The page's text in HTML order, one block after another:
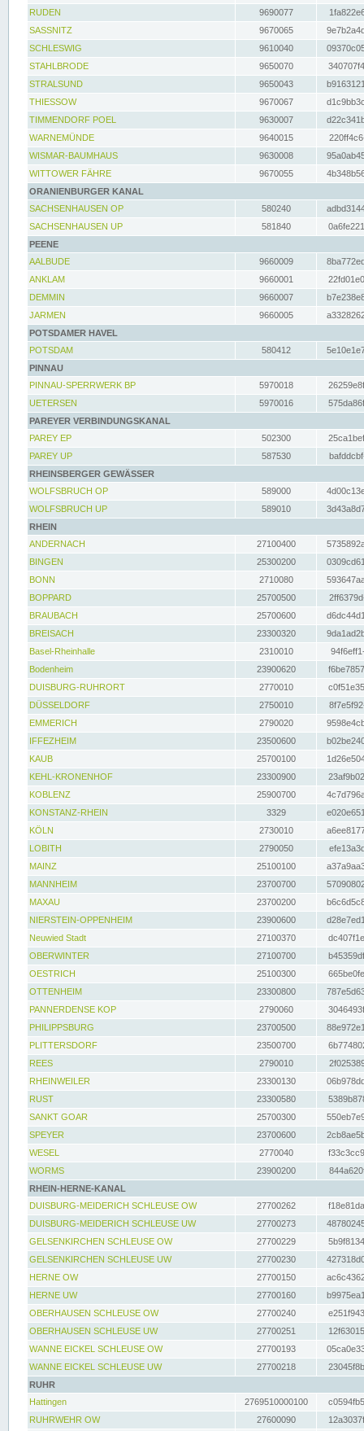
RUDEN
9690077
SASSNITZ
9670065
SCHLESWIG
9610040
STAHLBRODE
9650070
STRALSUND
9650043
THIESSOW
9670067
TIMMENDORF POEL
9630007
WARNEMÜNDE
9640015
WISMAR-BAUMHAUS
9630008
WITTOWER FÄHRE
9670055
ORANIENBURGER KANAL
SACHSENHAUSEN OP
580240
SACHSENHAUSEN UP
581840
PEENE
AALBUDE
9660009
ANKLAM
9660001
DEMMIN
9660007
JARMEN
9660005
POTSDAMER HAVEL
POTSDAM
580412
PINNAU
PINNAU-SPERRWERK BP
5970018
UETERSEN
5970016
PAREYER VERBINDUNGSKANAL
PAREY EP
502300
PAREY UP
587530
RHEINSBERGER GEWÄSSER
WOLFSBRUCH OP
589000
WOLFSBRUCH UP
589010
RHEIN
ANDERNACH
27100400
BINGEN
25300200
BONN
2710080
BOPPARD
25700500
BRAUBACH
25700600
BREISACH
23300320
Basel-Rheinhalle
2310010
Bodenheim
23900620
DUISBURG-RUHRORT
2770010
DÜSSELDORF
2750010
EMMERICH
2790020
IFFEZHEIM
23500600
KAUB
25700100
KEHL-KRONENHOF
23300900
KOBLENZ
25900700
KONSTANZ-RHEIN
3329
KÖLN
2730010
LOBITH
2790050
MAINZ
25100100
MANNHEIM
23700700
MAXAU
23700200
NIERSTEIN-OPPENHEIM
23900600
Neuwied Stadt
27100370
OBERWINTER
27100700
OESTRICH
25100300
OTTENHEIM
23300800
PANNERDENSE KOP
2790060
PHILIPPSBURG
23700500
PLITTERSDORF
23500700
REES
2790010
RHEINWEILER
23300130
RUST
23300580
SANKT GOAR
25700300
SPEYER
23700600
WESEL
2770040
WORMS
23900200
RHEIN-HERNE-KANAL
DUISBURG-MEIDERICH SCHLEUSE OW
27700262
DUISBURG-MEIDERICH SCHLEUSE UW
27700273
GELSENKIRCHEN SCHLEUSE OW
27700229
GELSENKIRCHEN SCHLEUSE UW
27700230
HERNE OW
27700150
HERNE UW
27700160
OBERHAUSEN SCHLEUSE OW
27700240
OBERHAUSEN SCHLEUSE UW
27700251
WANNE EICKEL SCHLEUSE OW
27700193
WANNE EICKEL SCHLEUSE UW
27700218
RUHR
Hattingen
2769510000100
RUHRWEHR OW
27600090